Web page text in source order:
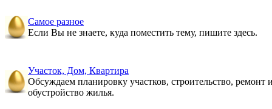
Самое разное
Если Вы не знаете, куда поместить тему, пишите здесь.
Участок, Дом, Квартира
Обсуждаем планировку участков, строительство, ремонт
обустройство жилья.